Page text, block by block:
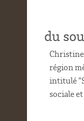
du
région
intitulé
sociale